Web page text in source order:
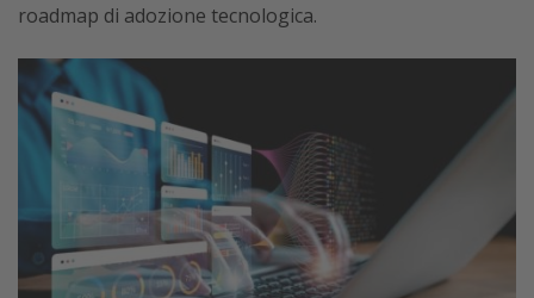
roadmap di adozione tecnologica.